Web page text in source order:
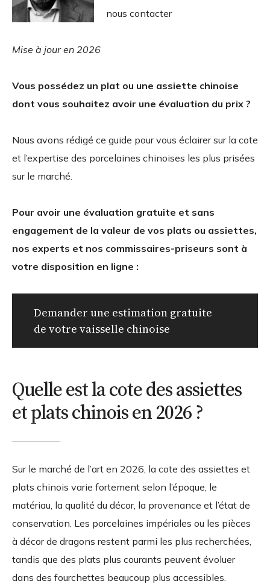
nous contacter
Mise à jour en 2026
Vous possédez un plat ou une assiette chinoise
dont vous souhaitez avoir une évaluation du prix ?
Nous avons rédigé ce guide pour vous éclairer sur la cote
et l’expertise des porcelaines chinoises les plus prisées
sur le marché.
Pour avoir une évaluation gratuite et sans
engagement de la valeur de vos plats ou assiettes,
nos experts et nos commissaires-priseurs sont à
votre disposition en ligne :
Demander une estimation gratuite
de votre vaisselle chinoise
Quelle est la cote des assiettes
et plats chinois en 2026 ?
Sur le marché de l’art en 2026, la cote des assiettes et
plats chinois varie fortement selon l’époque, le
matériau, la qualité du décor, la provenance et l’état de
conservation. Les porcelaines impériales ou les pièces
à décor de dragons restent parmi les plus recherchées,
tandis que des plats plus courants peuvent évoluer
dans des fourchettes beaucoup plus accessibles.